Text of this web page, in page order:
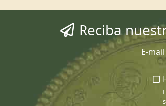
Reciba
E-mail